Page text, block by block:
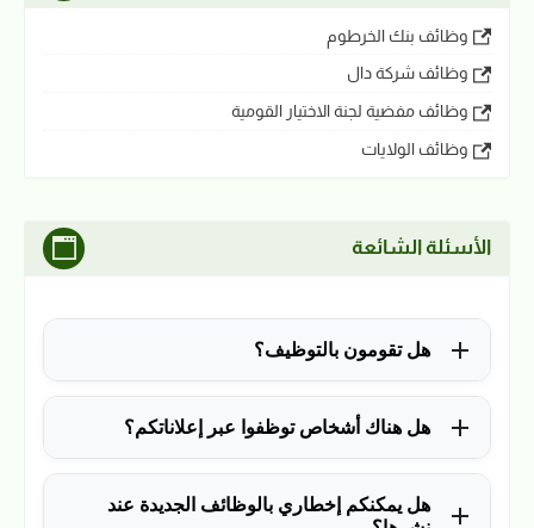
وظائف بنك الخرطوم
وظائف شركة دال
وظائف مفضية لجنة الاختيار القومية
وظائف الولايات
الأسئلة الشائعة
هل تقومون بالتوظيف؟
للأسف لا، في الوقت الحالي نقوم فقط بنشر الوظائف
المتاحة.هل هناك أشخاص توظفوا عبر إعلاناتكم؟
نعم ولله الحمد، منذ التأسيس في 2018 نشرنا آلاف
الوظائف، وكانت سببًا في توظيف آلاف من المتابعين.
هل يمكنكم إخطاري بالوظائف الجديدة عند